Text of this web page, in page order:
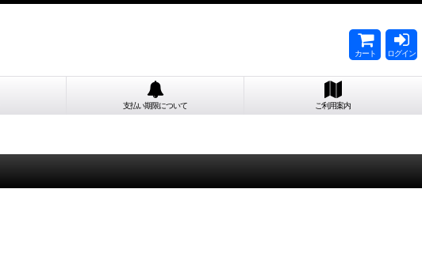
カート ログイン
支払い期限について ご利用案内